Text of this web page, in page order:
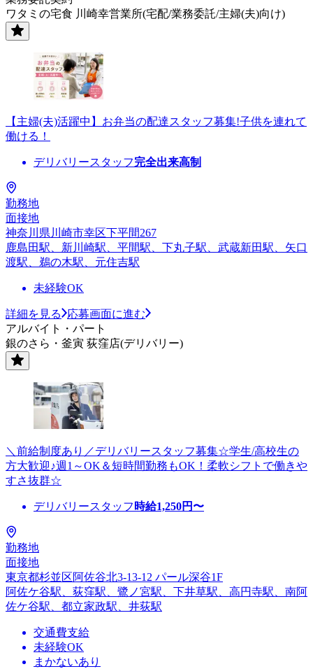
ワタミの宅食 川崎幸営業所(宅配/業務委託/主婦(夫)向け)
【主婦(夫)活躍中】お弁当の配達スタッフ募集!子供を連れて
働ける！
デリバリースタッフ完全出来高制
勤務地
面接地
神奈川県川崎市幸区下平間267
鹿島田駅、新川崎駅、平間駅、下丸子駅、武蔵新田駅、矢口
渡駅、鵜の木駅、元住吉駅
未経験OK
詳細を見る
応募画面に進む
アルバイト・パート
銀のさら・釜寅 荻窪店(デリバリー)
＼前給制度あり／デリバリースタッフ募集☆学生/高校生の
方大歓迎♪週1～OK＆短時間勤務もOK！柔軟シフトで働きや
すさ抜群☆
デリバリースタッフ 時給1,250円〜
勤務地
面接地
東京都杉並区阿佐谷北3-13-12 パール深谷1F
阿佐ケ谷駅、荻窪駅、鷺ノ宮駅、下井草駅、高円寺駅、南阿
佐ケ谷駅、都立家政駅、井荻駅
交通費支給
未経験OK
まかないあり